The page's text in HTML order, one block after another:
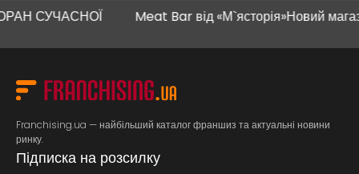
СУЧАСНОЇ Meat Bar від «М`ясторія»Новий
Franchising.ua — найбільший каталог франшиз та актуальні новини
ринку.
Підписка на розсилку